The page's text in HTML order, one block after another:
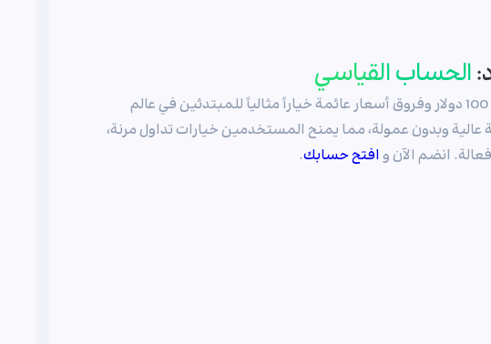
الحساب القياسي
يعد الحساب القياسي بحد أدنى للإيداع 100 دولار وفروق أسعار عائمة خياراً مثالياً للمبتدئين في عالم
عالية وبدون عمولة، مما يمنح المستخدمين خيارات تداول مرنة،
افتح حسابك.